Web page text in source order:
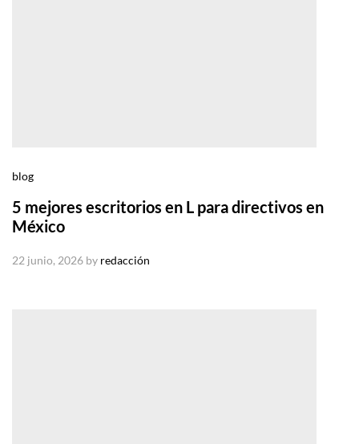
blog
5 mejores escritorios en L para directivos en
México
22 junio, 2026 by redacción